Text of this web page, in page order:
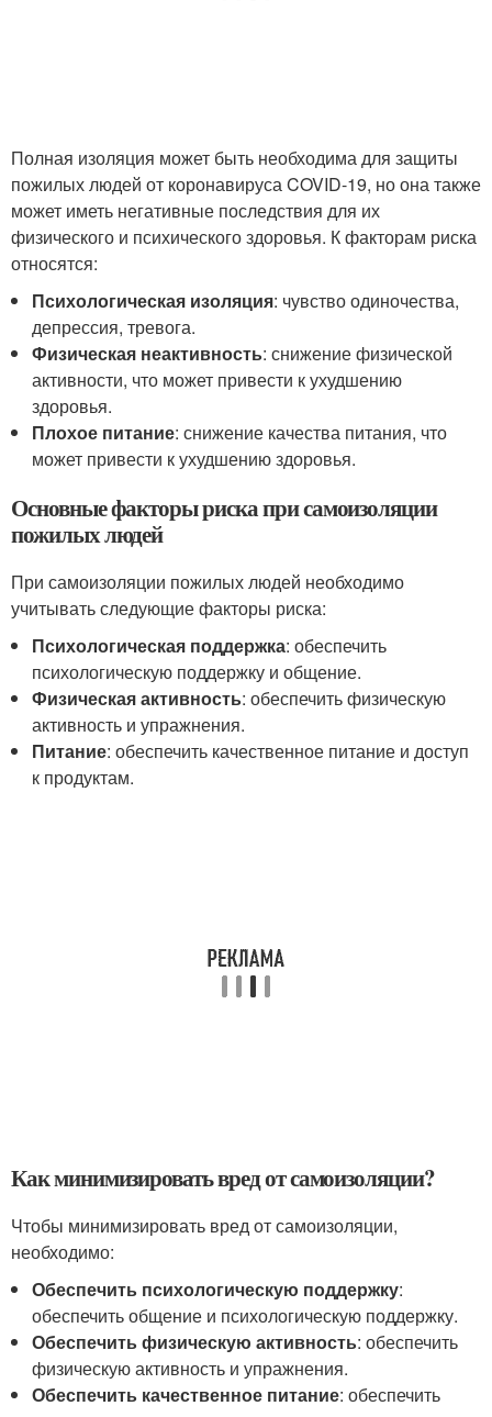
Полная изоляция может быть необходима для защиты
пожилых людей от коронавируса COVID-19, но она также
может иметь негативные последствия для их
физического и психического здоровья. К факторам риска
относятся:
Психологическая изоляция: чувство одиночества,
депрессия, тревога.
Физическая неактивность: снижение физической
активности, что может привести к ухудшению
здоровья.
Плохое питание: снижение качества питания, что
может привести к ухудшению здоровья.
Основные факторы риска при самоизоляции
пожилых людей
При самоизоляции пожилых людей необходимо
учитывать следующие факторы риска:
Психологическая поддержка: обеспечить
психологическую поддержку и общение.
Физическая активность: обеспечить физическую
активность и упражнения.
Питание: обеспечить качественное питание и доступ
к продуктам.
Как минимизировать вред от самоизоляции?
Чтобы минимизировать вред от самоизоляции,
необходимо:
Обеспечить психологическую поддержку:
обеспечить общение и психологическую поддержку.
Обеспечить физическую активность: обеспечить
физическую активность и упражнения.
Обеспечить качественное питание: обеспечить